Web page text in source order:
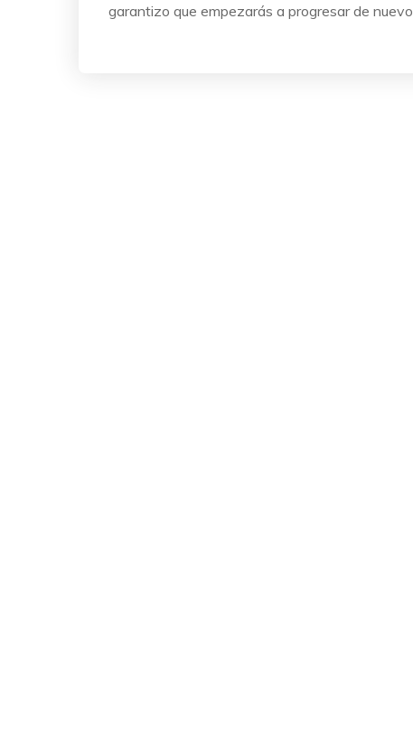
garantizo que empezarás a progresar de nuevo